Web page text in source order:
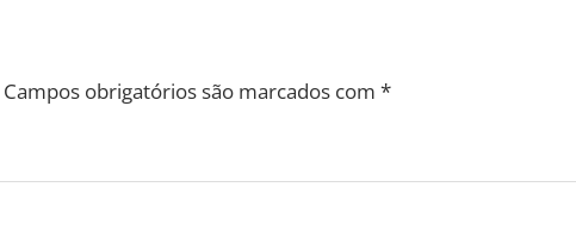
Campos obrigatórios são marcados com